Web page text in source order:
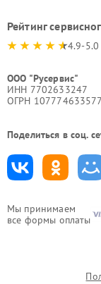
Мы принимаем
все формы оплаты
Рейтинг
4.9-5.0
ООО "Русервис"
ИНН 7702633247
ОГРН
Поделиться в соц.